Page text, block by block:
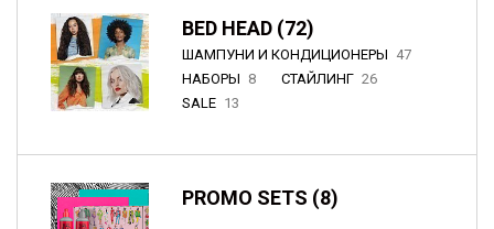
BED HEAD (72)
ШАМПУНИ И КОНДИЦИОНЕРЫ 47
НАБОРЫ 8 СТАЙЛИНГ 26
SALE 13
PROMO SETS (8)